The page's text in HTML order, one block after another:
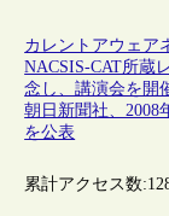
カレントアウェア
NACSIS-CAT所蔵
念し、講演会を開
朝日新聞社、2008
を公表
累計アクセス数: